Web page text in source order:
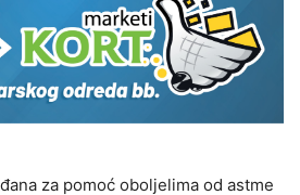
za pomoć oboljelima od astme